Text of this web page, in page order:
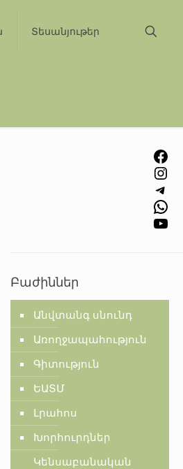
Տեսանյութեր
Facebook
Instagram
Telegram
WhatsApp
YouTube
Բաժիններ
Անվտանգ սնունդ
Առողջապահություն
Գիտություն
ԵԱՏՄ
Լրահոս
Խորհուրդներ
Կենսաբանական